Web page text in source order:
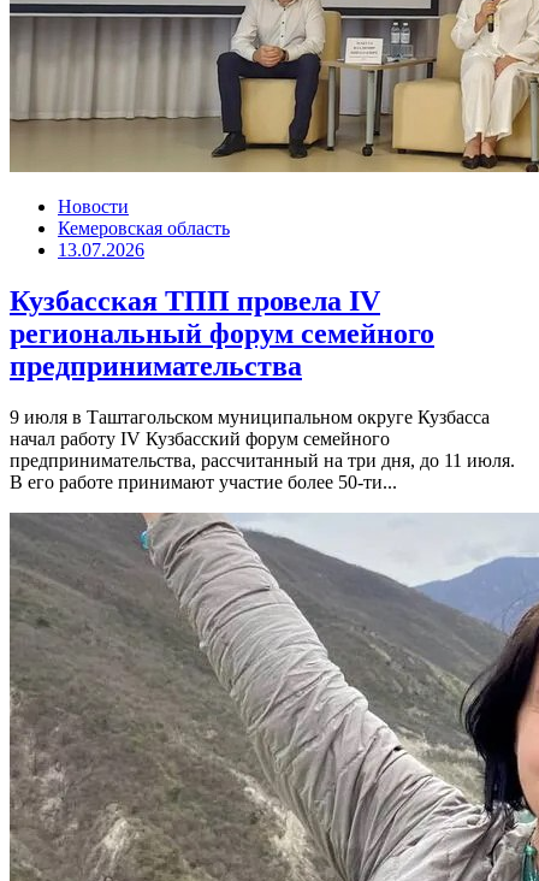
Новости
Кемеровская область
13.07.2026
Кузбасская ТПП провела IV
региональный форум семейного
предпринимательства
9 июля в Таштагольском муниципальном округе Кузбасса
начал работу IV Кузбасский форум семейного
предпринимательства, рассчитанный на три дня, до 11 июля.
В его работе принимают участие более 50-ти...